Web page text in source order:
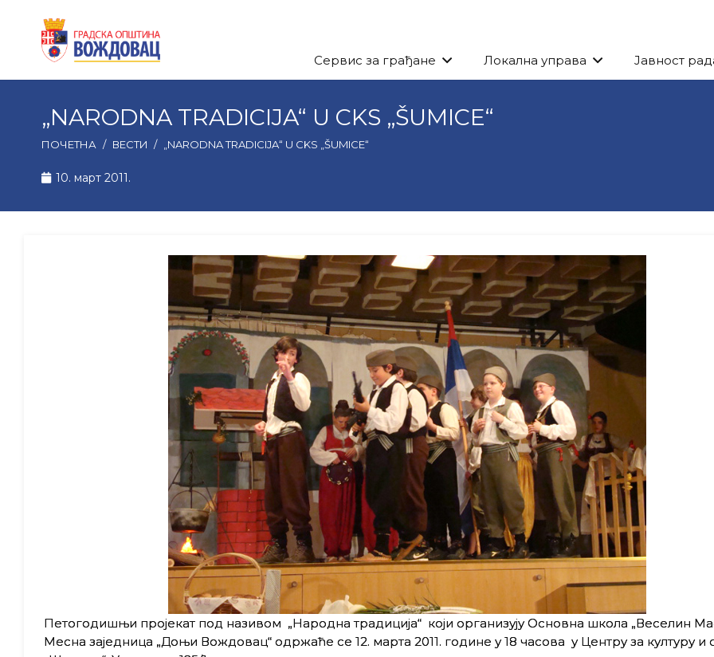
Сервис за грађане Локална управа Јавност
„NARODNA TRADICIJA“ U CKS „ŠUMICE“
ПОЧЕТНА / ВЕСТИ / „NARODNA TRADICIJA“ U CKS „ŠUMICE“
10. март 2011.
Петогодишњи пројекат под називом „Народна традиција“ који организују Основна школа „Веселин
Месна заједница „Доњи Вождовац“ одржаће се 12. марта 2011. године у 18 часова у Центру за културу и